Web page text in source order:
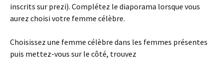
inscrits sur prezi). Complétez le diaporama lorsque vous
aurez choisi votre femme célèbre.
Choisissez une femme célèbre dans les femmes présentes
puis mettez-vous sur le côté, trouvez